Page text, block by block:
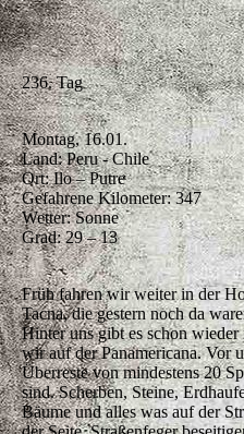
236. Tag
Montag, 16.01.
Land: Peru - Chile
Ort: Ilo – Putre
Gefahrene Kilometer: 347
Wetter: Sonne
Grad: 29 – 13
Früh fahren wir weiter in der
Tacna, die gestern noch da
Hinter uns gibt es schon
wir auf der Panamericana. Vor
Überreste von mindestens 20
sind. Scherben, Steine,
Bäume und alles was auf der